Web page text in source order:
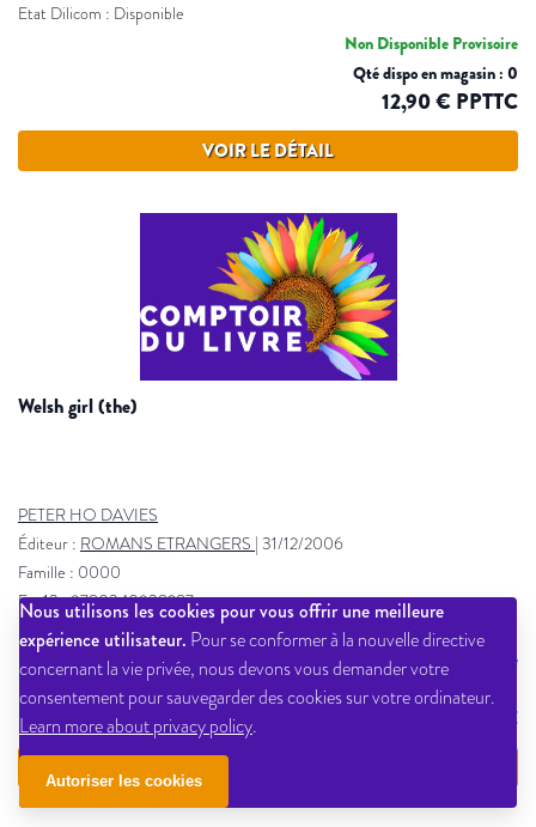
Nous utilisons les cookies pour vous offrir une meilleure
expérience utilisateur. Pour se conformer à la nouvelle directive
concernant la vie privée, nous devons vous demander votre
consentement pour sauvegarder des cookies sur votre ordinateur.
Learn more about privacy policy.
Autoriser les cookies
Etat Dilicom : Disponible
Non Disponible Provisoire
Qté dispo en magasin : 0
12,90 € PPTTC
VOIR LE DÉTAIL
welsh girl (the)
PETER HO DAVIES
Éditeur : ROMANS ETRANGERS | 31/12/2006
Famille : 0000
Ean13 : 9780340938287
Etat Dilicom : Disponible
Non Disponible Provisoire
Qté dispo en magasin : 0
12,90 € PPTTC
VOIR LE DÉTAIL